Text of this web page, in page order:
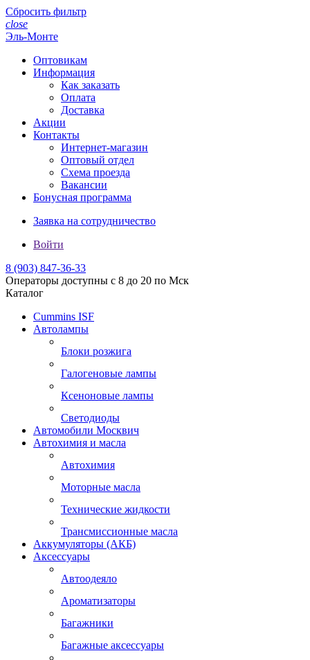
Сбросить фильтр
close
Эль-Монте
Оптовикам
Информация
Как заказать
Оплата
Доставка
Акции
Контакты
Интернет-магазин
Оптовый отдел
Схема проезда
Вакансии
Бонусная программа
Заявка на сотрудничество
Войти
8 (903) 847-36-33
Операторы доступны с 8 до 20 по Мск
Каталог
Cummins ISF
Автолампы
Блоки розжига
Галогеновые лампы
Ксеноновые лампы
Светодиоды
Автомобили Москвич
Автохимия и масла
Автохимия
Моторные масла
Технические жидкости
Трансмиссионные масла
Аккумуляторы (АКБ)
Аксессуары
Автоодеяло
Ароматизаторы
Багажники
Багажные аксессуары